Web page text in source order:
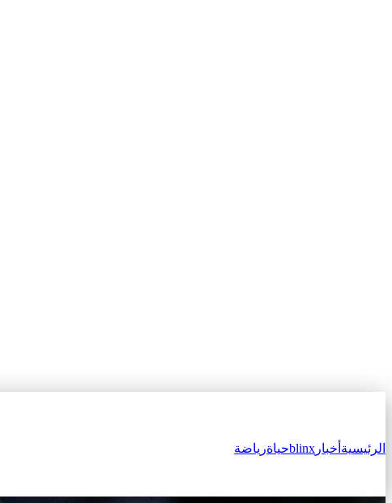
الرئيسية أخبار blinxحياةرياضة